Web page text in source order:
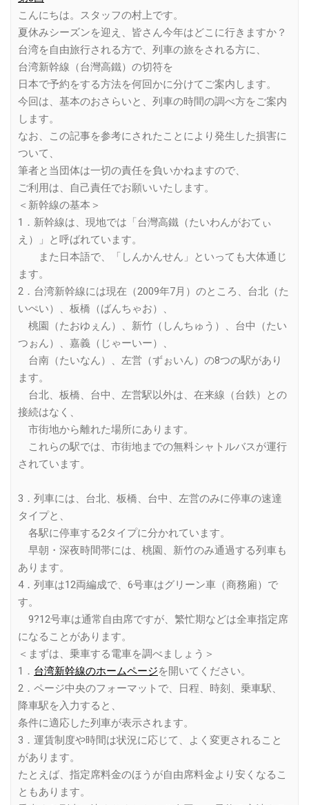
こんにちは。スタッフの村上です。
夏休みシーズンを迎え、皆さん今年はどこに行きますか？
台湾を自由旅行される方で、列車の旅をされる方に、
台湾新幹線（台灣高鐵）の切符を
日本で予約をする方法を何回かに分けてご案内します。
今回は、基本のおさらいと、列車の時間の調べ方をご案内
します。
なお、この記事を参考にされたことにより発生した損害に
ついて、
筆者と当団体は一切の責任を負いかねますので、
ご利用は、自己責任でお願いいたします。
＜新幹線の基本＞
1．新幹線は、現地では「台灣高鐵（たいわんがおてぃ
え）」と呼ばれています。
また日本語で、「しんかんせん」といっても大体通じ
ます。
2．台湾新幹線には現在（2009年7月）のところ、台北（た
いぺい）、板橋（ばんちゃお）、
桃園（たおゆぇん）、新竹（しんちゅう）、台中（たい
つぉん）、嘉義（じゃーいー）、
台南（たいなん）、左営（ずぉいん）の8つの駅があり
ます。
台北、板橋、台中、左営駅以外は、在来線（台鉄）との
接続はなく、
市街地から離れた場所にあります。
これらの駅では、市街地までの無料シャトルバスが運行
されています。
3．列車には、台北、板橋、台中、左営のみに停車の速達
タイプと、
各駅に停車する2タイプに分かれています。
早朝・深夜時間帯には、桃園、新竹のみ通過する列車も
あります。
4．列車は12両編成で、6号車はグリーン車（商務廂）で
す。
9?12号車は通常自由席ですが、繁忙期などは全車指定席
になることがあります。
＜まずは、乗車する電車を調べましょう＞
1． 台湾新幹線のホームページを開いてください。
2．ページ中央のフォーマットで、日程、時刻、乗車駅、
降車駅を入力すると、
条件に適応した列車が表示されます。
3．運賃制度や時間は状況に応じて、よく変更されること
があります。
たとえば、指定席料金のほうが自由席料金より安くなるこ
ともあります。